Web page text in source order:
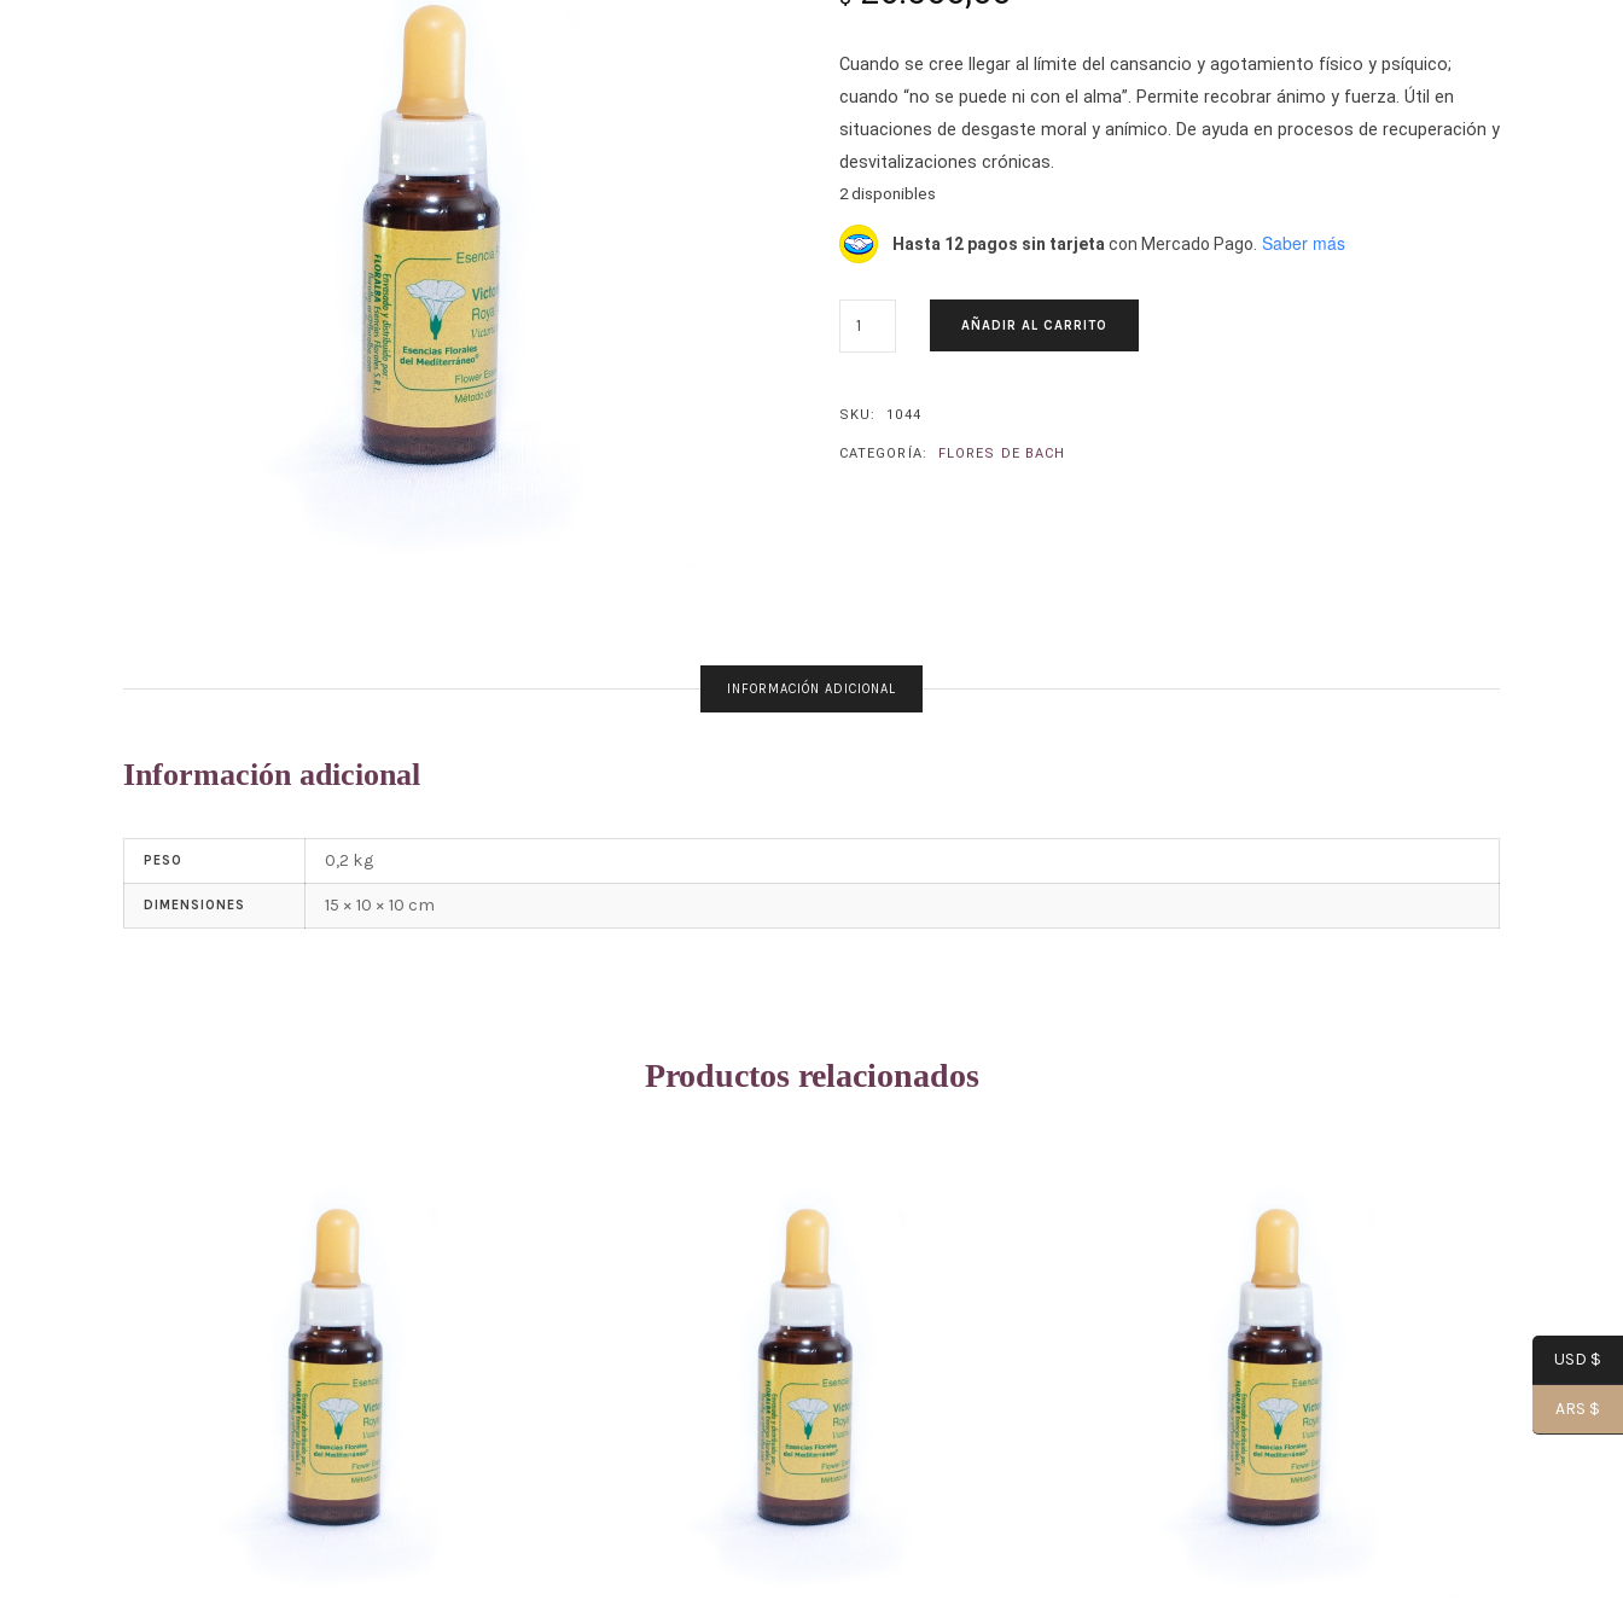
Cuando se cree llegar al límite del cansancio y agotamiento físico y psíquico;
cuando “no se puede ni con el alma”. Permite recobrar ánimo y fuerza. Útil en
situaciones de desgaste moral y anímico. De ayuda en procesos de recuperación y
desvitalizaciones crónicas.
2 disponibles
Hasta 12 pagos sin tarjeta con Mercado Pago. Saber más
OLEA
EUROPOEA
AÑADIR AL CARRITO
SKU: 1044
CATEGORÍA: FLORES DE BACH
INFORMACIÓN ADICIONAL
Información adicional
PESO 0,2 kg
DIMENSIONES 15 × 10 × 10 cm
Productos relacionados
USD $
ARS $